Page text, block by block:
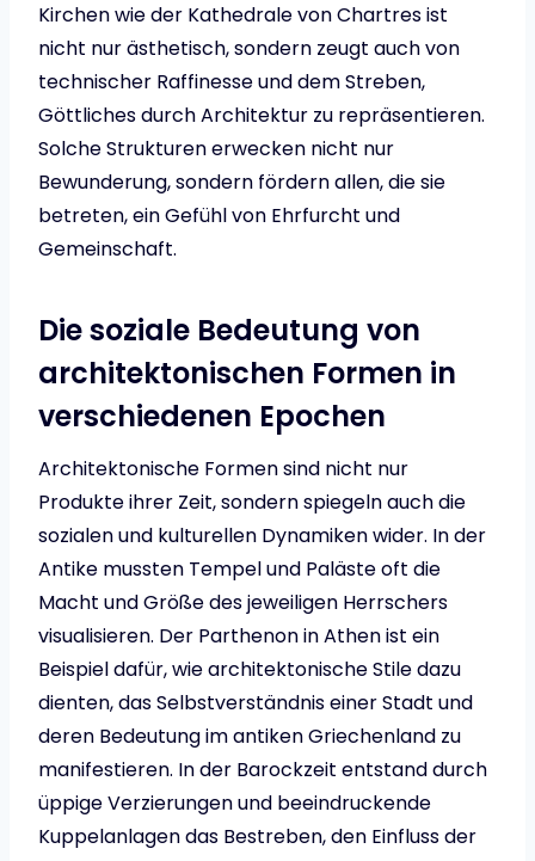
Kirchen wie der Kathedrale von Chartres ist
nicht nur ästhetisch, sondern zeugt auch von
technischer Raffinesse und dem Streben,
Göttliches durch Architektur zu repräsentieren.
Solche Strukturen erwecken nicht nur
Bewunderung, sondern fördern allen, die sie
betreten, ein Gefühl von Ehrfurcht und
Gemeinschaft.
Die soziale Bedeutung von
architektonischen Formen in
verschiedenen Epochen
Architektonische Formen sind nicht nur
Produkte ihrer Zeit, sondern spiegeln auch die
sozialen und kulturellen Dynamiken wider. In der
Antike mussten Tempel und Paläste oft die
Macht und Größe des jeweiligen Herrschers
visualisieren. Der Parthenon in Athen ist ein
Beispiel dafür, wie architektonische Stile dazu
dienten, das Selbstverständnis einer Stadt und
deren Bedeutung im antiken Griechenland zu
manifestieren. In der Barockzeit entstand durch
üppige Verzierungen und beeindruckende
Kuppelanlagen das Bestreben, den Einfluss der